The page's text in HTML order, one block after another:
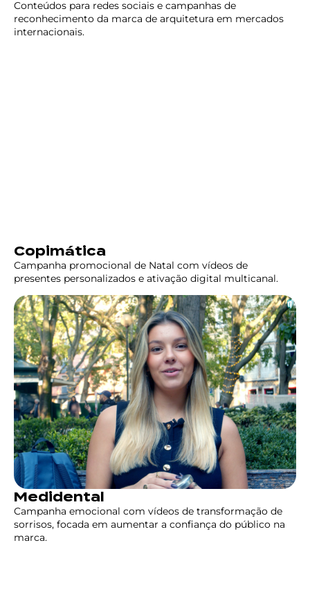
Conteúdos para redes sociais e campanhas de
reconhecimento da marca de arquitetura em mercados
internacionais.
Copimática
Campanha promocional de Natal com vídeos de
presentes personalizados e ativação digital multicanal.
Medidental
Campanha emocional com vídeos de transformação de
sorrisos, focada em aumentar a confiança do público na
marca.